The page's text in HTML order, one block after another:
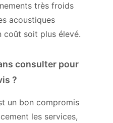
très froids
acoustiques
coût soit plus élevé.
consulter pour
?
un bon compromis
les services,